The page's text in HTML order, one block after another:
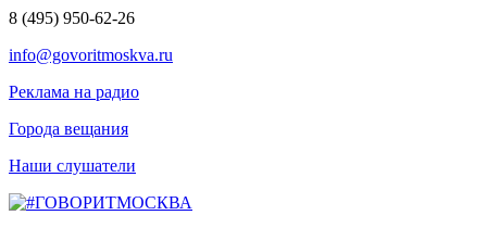
8 (495) 950-62-26
info@govoritmoskva.ru
Реклама на радио
Города вещания
Наши слушатели